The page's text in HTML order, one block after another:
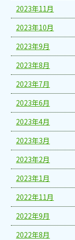
2023年11月
2023年10月
2023年9月
2023年8月
2023年7月
2023年6月
2023年4月
2023年3月
2023年2月
2023年1月
2022年11月
2022年9月
2022年8月